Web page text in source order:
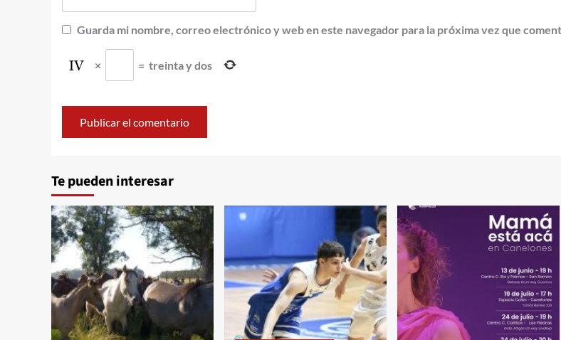
Guarda mi nombre, correo electrónico y web en este navegador para la próxima vez que
× = treinta y dos
Te pueden interesar